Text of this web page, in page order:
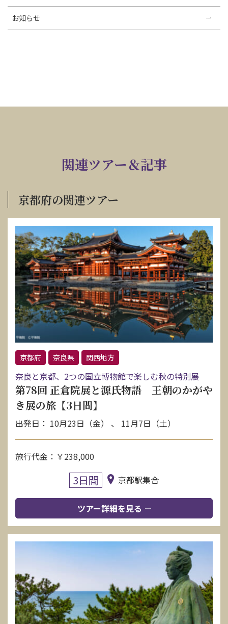
お知らせ
関連ツアー＆記事
京都府の関連ツアー
京都府 奈良県 関西地方
奈良と京都、2つの国立博物館で楽しむ秋の特別展
第78回 正倉院展と源氏物語 王朝のかがや
き展の旅【3日間】
出発日： 10月23日（金） 、 11月7日（土）
旅行代金：￥238,000
3日間 京都駅集合
ツアー詳細を見る